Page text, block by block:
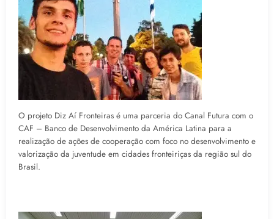
O projeto Diz Aí Fronteiras é uma parceria do Canal Futura com o
CAF – Banco de Desenvolvimento da América Latina para a
realização de ações de cooperação com foco no desenvolvimento e
valorização da juventude em cidades fronteiriças da região sul do
Brasil.